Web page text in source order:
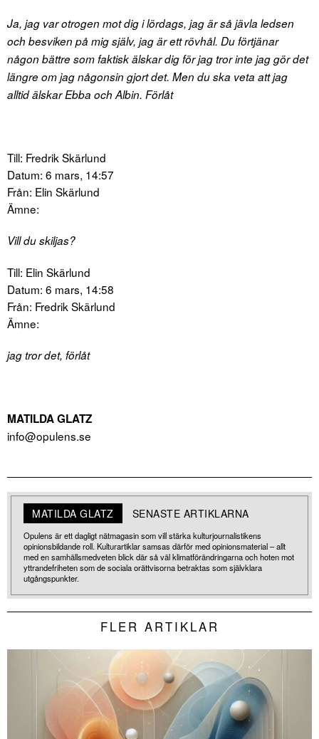
Ja, jag var otrogen mot dig i lördags, jag är så jävla ledsen
och besviken på mig själv, jag är ett rövhål. Du förtjänar
någon bättre som faktisk älskar dig för jag tror inte jag gör det
längre om jag någonsin gjort det. Men du ska veta att jag
alltid älskar Ebba och Albin. Förlåt
Till: Fredrik Skärlund
Datum: 6 mars, 14:57
Från: Elin Skärlund
Ämne:
Vill du skiljas?
Till: Elin Skärlund
Datum: 6 mars, 14:58
Från: Fredrik Skärlund
Ämne:
jag tror det, förlåt
MATILDA GLATZ
info@opulens.se
MATILDA GLATZ SENASTE ARTIKLARNA
Opulens är ett dagligt nätmagasin som vill stärka kulturjournalistikens
opinionsbildande roll. Kulturartiklar samsas därför med opinionsmaterial – allt
med en samhällsmedveten blick där så väl klimatförändringarna och hoten mot
yttrandefriheten som de sociala orättvisorna betraktas som självklara
utgångspunkter.
FLER ARTIKLAR